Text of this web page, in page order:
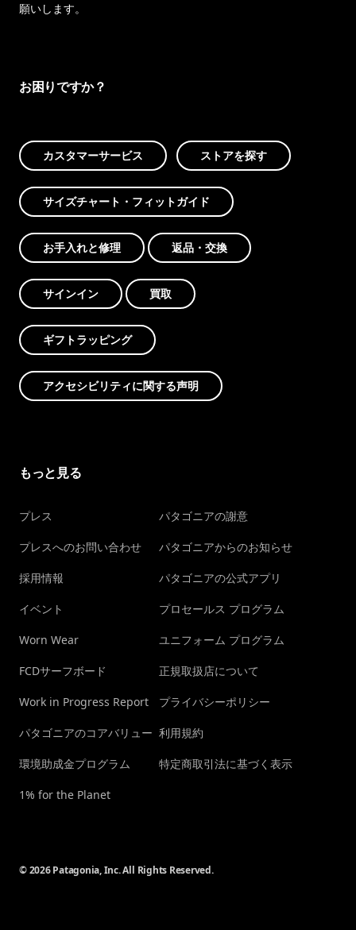
願いします。
お困りですか？
カスタマーサービス ストアを探す
サイズチャート・フィットガイド
お手入れと修理 返品・交換
サインイン 買取
ギフトラッピング
アクセシビリティに関する声明
もっと見る
プレス
プレスへのお問い合わせ
採用情報
イベント
Worn Wear
FCDサーフボード
Work in Progress Report
パタゴニアのコアバリュー
環境助成金プログラム
1% for the Planet
パタゴニアの謝意
パタゴニアからのお知らせ
パタゴニアの公式アプリ
プロセールス プログラム
ユニフォーム プログラム
正規取扱店について
プライバシーポリシー
利用規約
特定商取引法に基づく表示
© 2026 Patagonia, Inc. All Rights Reserved.